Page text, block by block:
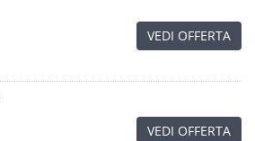
VEDI OFFERTA
VEDI OFFERTA